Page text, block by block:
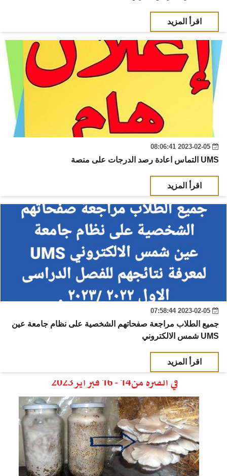
اقرأ المزيد
التماس اعادة رصد الدرجات على منصة UMS
اقرأ المزيد
جميع الطلاب مراجعة صفحاتهم الشخصية على نظام جامعة عين
شمس الالكتروني UMS
اقرأ المزيد